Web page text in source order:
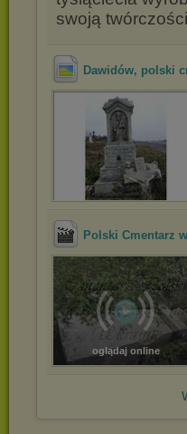
swoją
Dawidów, polski
Polski Cmentarz
oglądaj online